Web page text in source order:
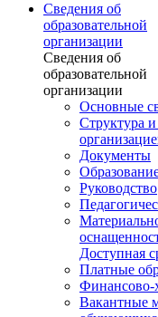
Сведения об
образовательной
организации
Сведения об
образовательной
организации
Основные
Структура
Документы
Руководство
Доступная
Платные
Финансово-
Вакантные